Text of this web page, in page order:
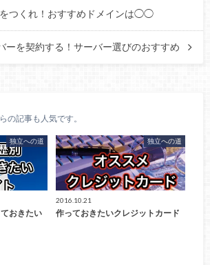
をつくれ！おすすめドメインは◯◯
ーを契約する！サーバー選びのおすすめ
の記事も人気です。
独立への道
おきたい
独立への道
2016.10.21
作っておきたいクレジットカード